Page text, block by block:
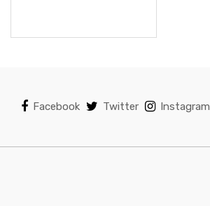
Facebook Twitter Instagram